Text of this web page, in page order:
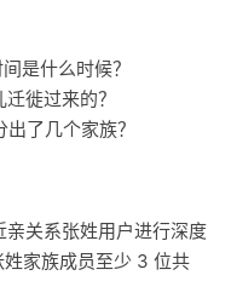
是什么时候？
徙过来的？
了几个家族？
关系张姓用户进行深度
家族成员至少 3 位共